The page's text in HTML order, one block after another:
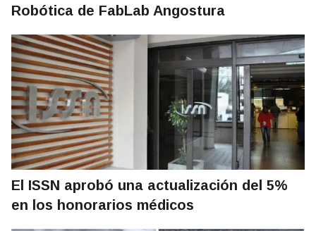
Robótica de FabLab Angostura
El ISSN aprobó una actualización del 5%
en los honorarios médicos